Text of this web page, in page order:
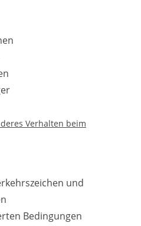
Verhalten beim
und
Bedingungen